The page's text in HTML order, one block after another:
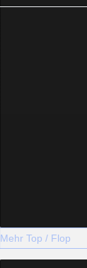
Mehr Top / Flop